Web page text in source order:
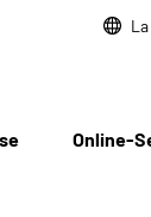
Online-